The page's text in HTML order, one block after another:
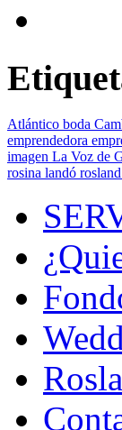
Atlántico boda
emprendedora
imagen La Voz de
rosina landó rosland